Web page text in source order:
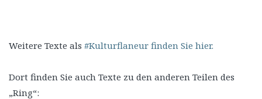
Weitere Texte als #Kulturflaneur finden Sie hier.
Dort finden Sie auch Texte zu den anderen Teilen des
„Ring“: